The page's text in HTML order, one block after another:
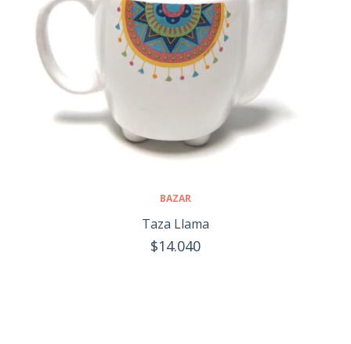
BAZAR
Taza Llama
$14.040